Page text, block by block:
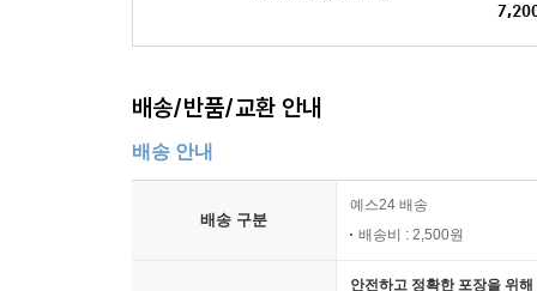
배송/반품/교환 안내
배송 안내
배송 구분
예스24 배송
배송비 : 2,500원
안전하고 정확한 포장을 위